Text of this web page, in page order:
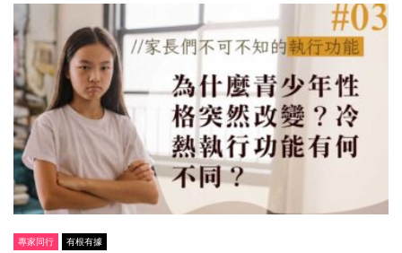
專家同行 有根有據